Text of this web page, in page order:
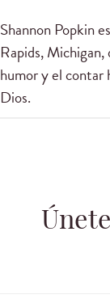
Shannon Popkin
Rapids,
humor y el contar
Dios.